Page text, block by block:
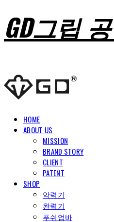
GD그립
HOME
ABOUT US
MISSION
BRAND STORY
CLIENT
PATENT
SHOP
악력기
완력기
푸쉬업바